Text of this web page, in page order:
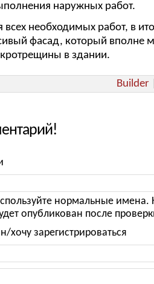
наружных работ.
всех необходимых работ, в
фасад, который вполне
в здании.
Builder
нормальные
опубликован после
хочу зарегистрироваться